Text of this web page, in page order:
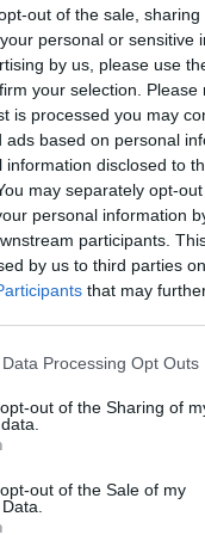
out of the sale,
personal or sensitive
by us, please use
your selection.
is processed you may
ads based on personal
information disclosed to
may separately opt-
personal information
participants.
by us to third parties
that may
this website/app uses
visit or usage
to Google and its
for below specified
Processing Opt Outs
out of the Sharing of
out of the Sale of my